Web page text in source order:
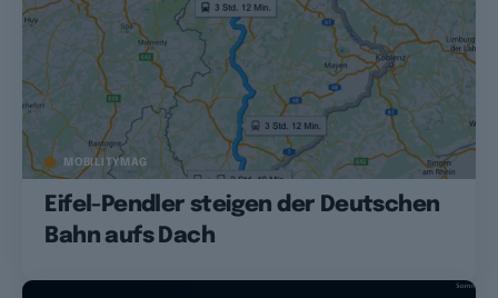
MOBILITYMAG
Eifel-Pendler steigen der Deutschen
Bahn aufs Dach